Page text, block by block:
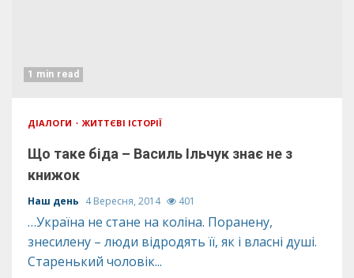
1 min read
ДІАЛОГИ ЖИТТЄВІ ІСТОРІЇ
Що таке біда – Василь Ільчук знає не з
книжок
Наш день 4 Вересня, 2014 401
…Україна не стане на коліна. Поранену,
знесилену – люди відродять її, як і власні душі.
Старенький чоловік...